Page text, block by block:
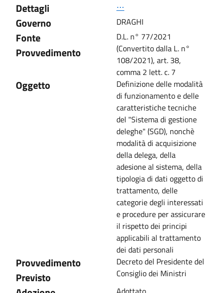
Dettagli
⋯
Governo DRAGHI
Fonte
Provvedimento
D.L. n° 77/2021
(Convertito dalla L. n°
108/2021), art. 38,
comma 2 lett. c. 7
Oggetto
Definizione delle modalità
di funzionamento e delle
caratteristiche tecniche
del "Sistema di gestione
deleghe" (SGD), nonchè
modalità di acquisizione
della delega, della
adesione al sistema, della
tipologia di dati oggetto di
trattamento, delle
categorie degli interessati
e procedure per assicurare
il rispetto dei principi
applicabili al trattamento
dei dati personali
Provvedimento
Previsto
Decreto del Presidente del
Consiglio dei Ministri